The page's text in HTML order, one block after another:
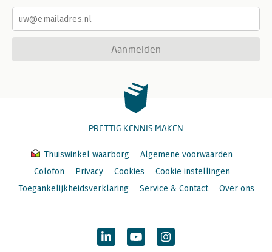
Aanmelden
PRETTIG KENNIS MAKEN
Thuiswinkel waarborg
Algemene voorwaarden
Colofon
Privacy Cookies
Cookie instellingen
Toegankelijkheidsverklaring
Service & Contact Over ons